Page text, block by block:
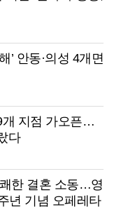
’ 안동·의성 4개면
개 지점 가오픈…
다
한 결혼 소동…영
년 기념 오페레타